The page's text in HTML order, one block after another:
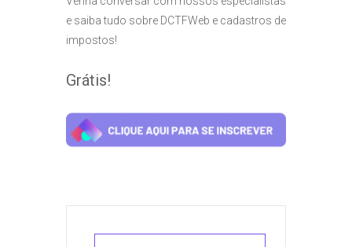
e saiba tudo sobre DCTFWeb e cadastros de
impostos!
Grátis!